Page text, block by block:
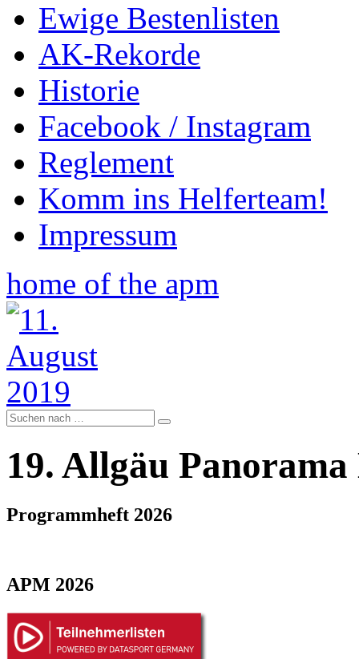
Ewige Bestenlisten
AK-Rekorde
Historie
Facebook / Instagram
Reglement
Komm ins Helferteam!
Impressum
home of the apm
19. Allgäu
Programmheft 2026
APM 2026